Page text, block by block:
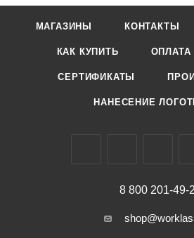
МАГАЗИНЫ КОНТАКТЫ
КАК КУПИТЬ ОПЛАТА
СЕРТИФИКАТЫ
НАНЕСЕНИЕ
8 800 201-49-